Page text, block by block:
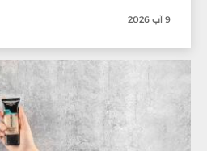
9 آب 2026